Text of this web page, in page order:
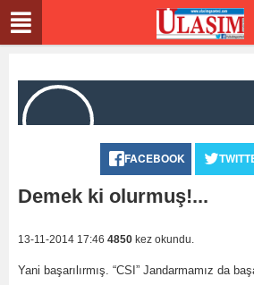
FACEBOOK
Demek ki olurmuş!...
13-11-2014 17:46 4850 kez okundu.
Yani başarılırmış. “CSI” Jandarmamız da